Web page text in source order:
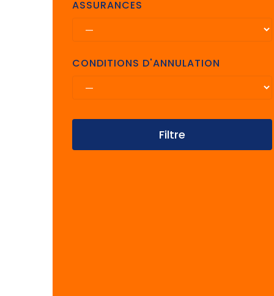
ASSURANCES
CONDITIONS D'ANNULATION
Filtre